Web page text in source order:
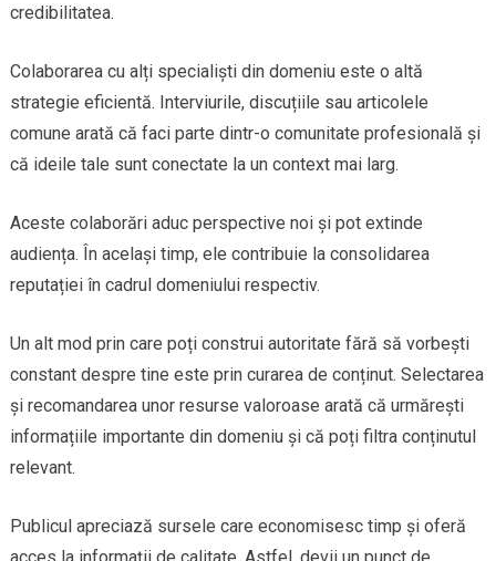
credibilitatea.
Colaborarea cu alți specialiști din domeniu este o altă
strategie eficientă. Interviurile, discuțiile sau articolele
comune arată că faci parte dintr-o comunitate profesională și
că ideile tale sunt conectate la un context mai larg.
Aceste colaborări aduc perspective noi și pot extinde
audiența. În același timp, ele contribuie la consolidarea
reputației în cadrul domeniului respectiv.
Un alt mod prin care poți construi autoritate fără să vorbești
constant despre tine este prin curarea de conținut. Selectarea
și recomandarea unor resurse valoroase arată că urmărești
informațiile importante din domeniu și că poți filtra conținutul
relevant.
Publicul apreciază sursele care economisesc timp și oferă
acces la informații de calitate. Astfel, devii un punct de